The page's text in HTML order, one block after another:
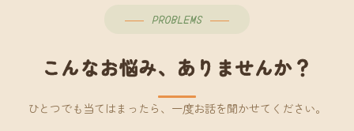
PROBLEMS
こんなお悩み、ありませんか？
ひとつでも当てはまったら、一度お話を聞かせてください。